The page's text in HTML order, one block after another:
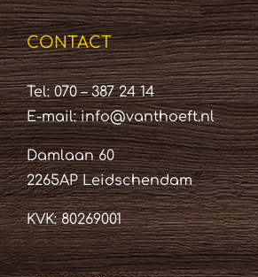
CONTACT
Tel: 070 – 387 24 14
E-mail:info@vanthoeft.nl
Damlaan 60
2265AP Leidschendam
KVK: 80269001